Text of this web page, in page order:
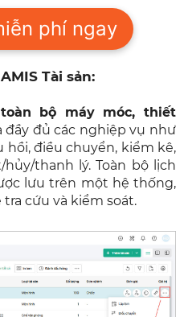
phí ngay
Tài sản:
bộ máy móc, thiết
đầy đủ các nghiệp vụ như
hồi, điều chuyển, kiểm kê,
thanh lý. Toàn bộ lịch
lưu trên một hệ thống,
cứu và kiểm soát.